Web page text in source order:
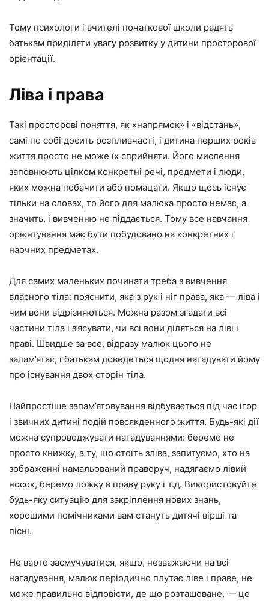
Тому психологи і вчителі початкової школи радять
батькам приділяти увагу розвитку у дитини просторової
орієнтації.
Ліва і права
Такі просторові поняття, як «напрямок» і «відстань»,
самі по собі досить розпливчасті, і дитина перших років
життя просто не може їх сприйняти. Його мислення
заповнюють цілком конкретні речі, предмети і люди,
яких можна побачити або помацати. Якщо щось існує
тільки на словах, то його для малюка просто немає, а
значить, і вивченню не піддається. Тому все навчання
орієнтування має бути побудовано на конкретних і
наочних предметах.
Для самих маленьких починати треба з вивчення
власного тіла: пояснити, яка з рук і ніг права, яка — ліва і
чим вони відрізняються. Можна разом згадати всі
частини тіла і з’ясувати, чи всі вони діляться на ліві і
праві. Швидше за все, відразу малюк цього не
запам’ятає, і батькам доведеться щодня нагадувати йому
про існування двох сторін тіла.
Найпростіше запам’ятовування відбувається під час ігор
і звичних дитині подій повсякденного життя. Будь-які дії
можна супроводжувати нагадуваннями: беремо не
просто книжку, а ту, що стоїть зліва, запитуємо, хто на
зображенні намальований праворуч, надягаємо лівий
носок, беремо ложку в праву руку і т.д. Використовуйте
будь-яку ситуацію для закріплення нових знань,
хорошими помічниками вам стануть дитячі вірші та
пісні.
Не варто засмучуватися, якщо, незважаючи на всі
нагадування, малюк періодично плутає ліве і праве, не
може правильно відповісти, де що розташоване, — це